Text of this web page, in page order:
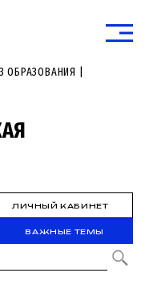
|
ЛИЧНЫЙ КАБИНЕТ
ВАЖНЫЕ ТЕМЫ